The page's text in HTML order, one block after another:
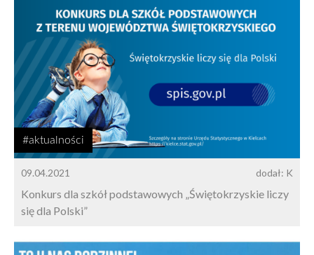
#aktualności
09.04.2021 dodał: K
Konkurs dla szkół podstawowych „Świętokrzyskie liczy
się dla Polski”